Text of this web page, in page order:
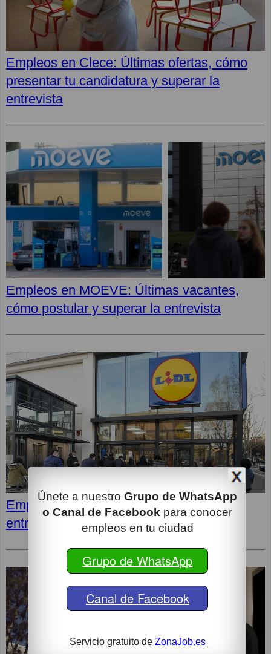
Únete a nuestro Grupo de WhatsApp
o Canal de Facebook para conocer
empleos en tu ciudad
Grupo de WhatsApp
Canal de Facebook
Servicio gratuito de ZonaJob.es
Empleos en Clece: Últimas ofertas, cómo
presentar tu candidatura y superar la
entrevista
Empleos en MOEVE: Últimas vacantes,
cómo postular y superar la entrevista
Empleos en LIDL: Cómo superar la
entrevista y opiniones de los empleados